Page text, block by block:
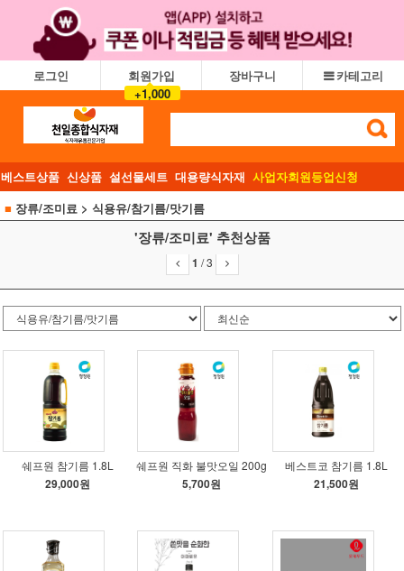
로그인
회원가입
+1,000
장바구니 카테고리
베스트상품 신상품 설선물세트 대용량식자재 사업자회원등업신청
■ 장류/조미료 > 식용유/참기름/맛기름
'장류/조미료' 추천상품
1 /3
쉐프원 참기름 1.8L
29,000원
쉐프원 직화 불맛오일 200g
5,700원
베스트코 참기름 1.8L
21,500원